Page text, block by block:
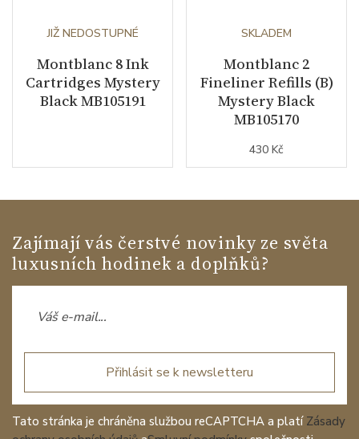
JIŽ NEDOSTUPNÉ
Montblanc 8 Ink
Cartridges Mystery
Black MB105191
SKLADEM
Montblanc 2
Fineliner Refills (B)
Mystery Black
MB105170
430 Kč
Zajímají vás čerstvé novinky ze světa
luxusních hodinek a doplňků?
Přihlásit se k newsletteru
Tato stránka je chráněna službou reCAPTCHA a platí Zásady